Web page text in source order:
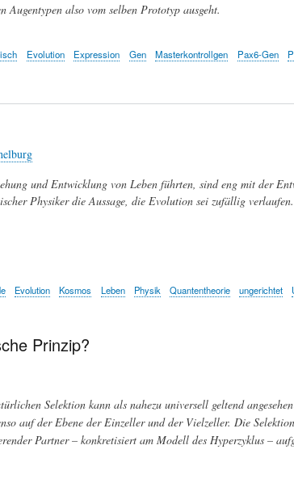
also vom selben Prototyp ausgeht.
Evolution Expression Gen Masterkontrollgen Pax6-Gen
und Entwicklung von Leben führten, sind eng mit der
Physiker die Aussage, die Evolution sei zufällig verlaufen.
Evolution Kosmos Leben Physik Quantentheorie ungerichtet
Prinzip?
Selektion kann als nahezu universell geltend
auf der Ebene der Einzeller und der Vielzeller. Die
Partner – konkretisiert am Modell des Hyperzyklus –